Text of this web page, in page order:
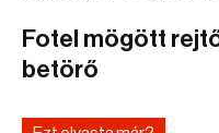
Fotel mögött
betörő